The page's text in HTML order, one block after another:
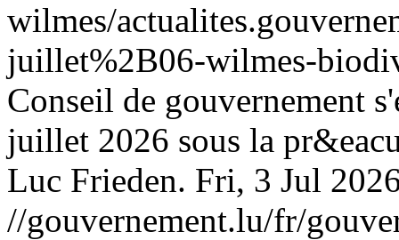
wilmes/
juillet%2B06-wilmes-
Conseil de gouvernement
juillet 2026 sous la
Luc Frieden. Fri, 3 Jul
//gouvernement.lu/fr/